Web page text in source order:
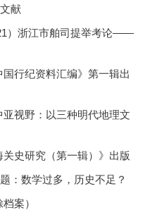
献
）浙江市舶司提举考论——
行纪资料汇编》第一辑出
视野：以三种明代地理文
史研究（第一辑）》出版
：数学过多，历史不足？
案）